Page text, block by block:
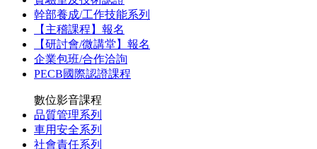
幹部養成/工作技能系列
【主稽課程】報名
【研討會/微講堂】報名
企業包班/合作洽詢
PECB國際認證課程
數位影音課程
品質管理系列
車用安全系列
社會責任系列